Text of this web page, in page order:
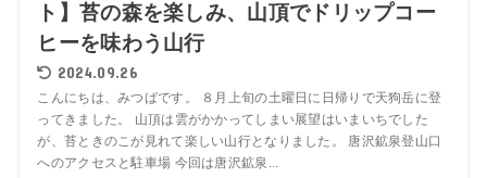
ト】苔の森を楽しみ、山頂でドリップコー
ヒーを味わう山行
2024.09.26
こんにちは、みつばです。 ８月上旬の土曜日に日帰りで天狗岳に登
ってきました。 山頂は雲がかかってしまい展望はいまいちでした
が、苔ときのこが見れて楽しい山行となりました。 唐沢鉱泉登山口
へのアクセスと駐車場 今回は唐沢鉱泉...